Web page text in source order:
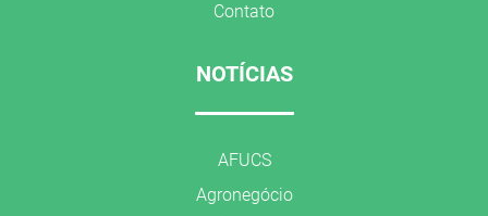
Contato
NOTÍCIAS
AFUCS
Agronegócio